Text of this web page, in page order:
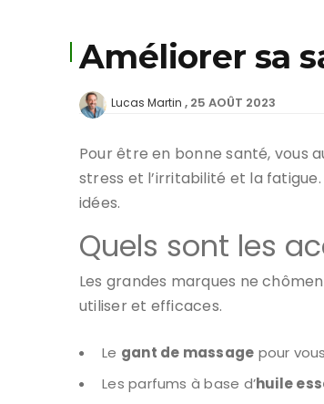
Améliorer sa
Lucas Martin 25 AOÛT 2023
Pour être en bonne santé, vous
stress et l’irritabilité et la
idées.
Quels sont les
Les grandes marques ne
utiliser et efficaces.
Le gant de massage pour
Les parfums à base d’huile